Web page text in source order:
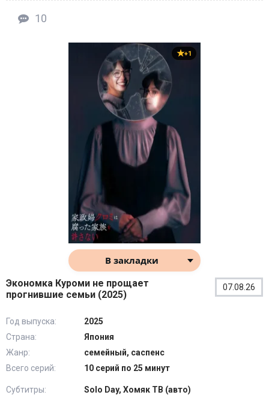
10
+1
В закладки
Экономка Куроми не прощает
прогнившие семьи (2025)
07.08.26
Год выпуска:
2025
Страна:
Япония
Жанр:
семейный, саспенс
Всего серий:
10 серий по 25 минут
Субтитры:
Solo Day, Хомяк ТВ (авто)